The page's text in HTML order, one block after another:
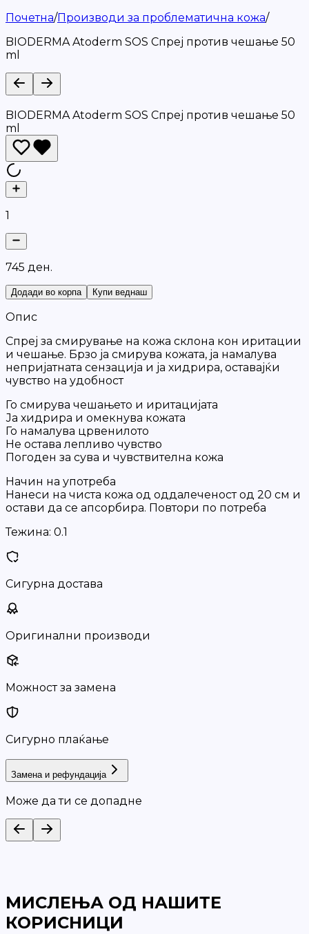
Почетна/Производи за проблематична кожа/
BIODERMA Atoderm SOS Спреј против чешање 50
ml
BIODERMA Atoderm SOS Спреј против чешање 50
ml
1
745 ден.
Додади во корпа Купи веднаш
Опис
Спреј за смирување на кожа склона кон иритации
и чешање. Брзо ја смирува кожата, ја намалува
непријатната сензација и ја хидрира, оставајќи
чувство на удобност
Го смирува чешањето и иритацијата
Ја хидрира и омекнува кожата
Го намалува црвенилото
Не остава лепливо чувство
Погоден за сува и чувствителна кожа
Начин на употреба
Нанеси на чиста кожа од оддалеченост од 20 см и
остави да се апсорбира. Повтори по потреба
Тежина: 0.1
Сигурна достава
Оригинални производи
Можност за замена
Сигурно плаќање
Замена и рефундација
Може да ти се допадне
МИСЛЕЊА ОД НАШИТЕ
КОРИСНИЦИ